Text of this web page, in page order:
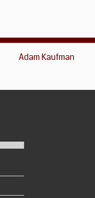
Adam Kaufman